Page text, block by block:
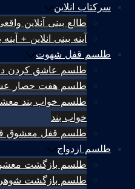
سرکتاب انلاین
طالع بینی آنلاین واقعی با اسم
آینه بینی انلاین + آینه بینی
طلسم قفل شهوت
طلسم عاشق کردن دختر
طلسم هفت حصار
خواب بند
طلسم قفل معشوق فوری
طلسم ازدواج
طلسم بازگشت معشوق فوری
طلسم بازگشت شوهر